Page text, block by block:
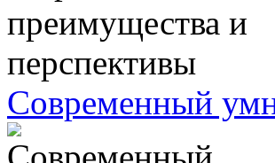
Современный